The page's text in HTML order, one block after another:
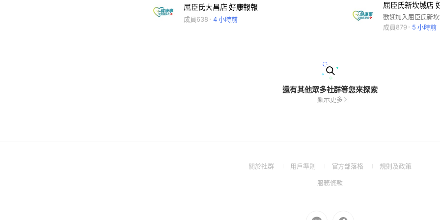
屈臣氏大昌店 好康報報
成員638 4 小時前
屈臣氏新坎城店
成員879
5 小時前
還有其他眾多社群等您來探索
顯示更多
關於社群
(Open用戶準則
(Open
a
官方部落格
(Open規則及政策(Open
服務條款(Open
Go Go